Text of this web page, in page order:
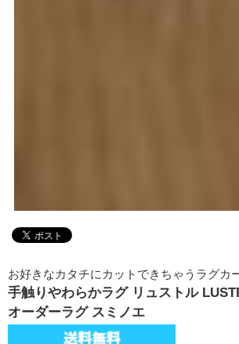
お好きなカタチにカットできちゃうラグカ
手触りやわらかラグ リュストル
オーダーラグ スミノエ